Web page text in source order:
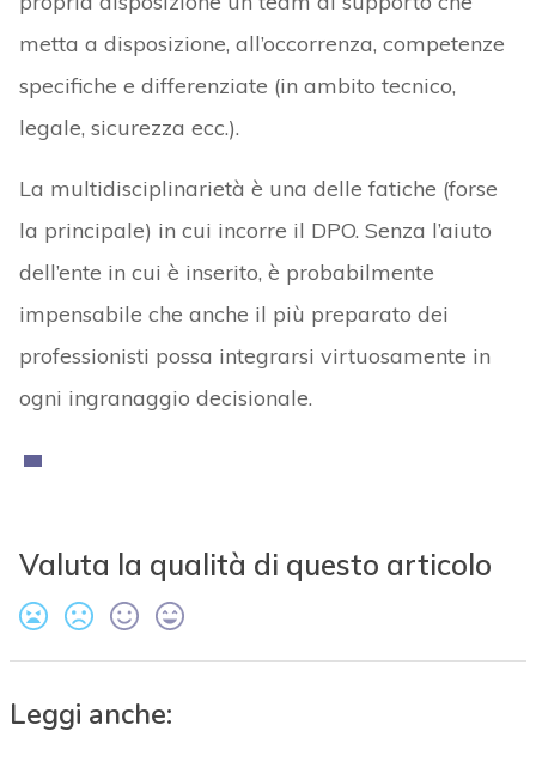
metta a disposizione, all’occorrenza, competenze
specifiche e differenziate (in ambito tecnico,
legale, sicurezza ecc.).
La multidisciplinarietà è una delle fatiche (forse
la principale) in cui incorre il DPO. Senza l’aiuto
dell’ente in cui è inserito, è probabilmente
impensabile che anche il più preparato dei
professionisti possa integrarsi virtuosamente in
ogni ingranaggio decisionale.
Valuta la qualità di questo articolo
Leggi anche: